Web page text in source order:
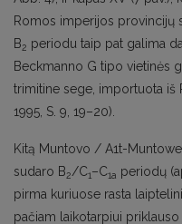
Romos imperijos provincijų
B2 periodu taip pat galima
Beckmanno G tipo vietinės
trimitine sege, importuota iš
1995, S. 9, 19–20).
Kitą Muntovo / A1t-
sudaro B2/C1–C1a periodų
pirma kuriuose rasta
pačiam laikotarpiui